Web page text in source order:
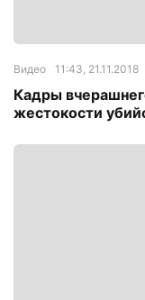
Видео 11:43, 21.11.2018
Кадры
жестокости